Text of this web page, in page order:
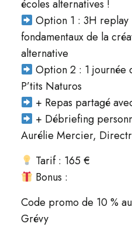
écoles alternatives !
Option 1 : 3H
fondamentaux de la
alternative
Option 2 : 1 journée
P’tits Naturos
+ Repas partagé
+ Débriefing
Aurélie Mercier,
Tarif : 165 €
Bonus :
Code promo de 10 %
Grévy